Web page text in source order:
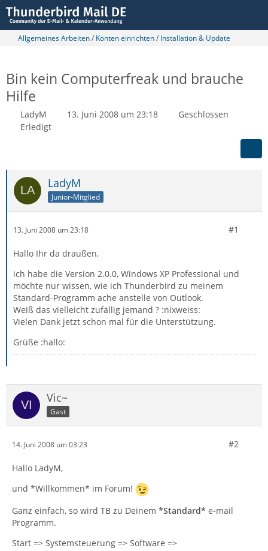
Allgemeines Arbeiten / Konten einrichten / Installation & Update
Bin kein Computerfreak und brauche
Hilfe
LadyM 13. Juni 2008 um 23:18
Geschlossen
Erledigt
LadyM
Junior-Mitglied
13. Juni 2008 um 23:18 #1
Hallo Ihr da draußen,
ich habe die Version 2.0.0, Windows XP Professional und
möchte nur wissen, wie ich Thunderbird zu meinem
Standard-Programm ache anstelle von Outlook.
Weiß das vielleicht zufällig jemand ? :nixweiss:
Vielen Dank jetzt schon mal für die Unterstützung.
Grüße :hallo:
Vic~
Gast
14. Juni 2008 um 03:23 #2
Hallo LadyM,
und *Willkommen* im Forum!
Ganz einfach, so wird TB zu Deinem *Standard* e-mail
Programm.
Start => Systemsteuerung => Software =>